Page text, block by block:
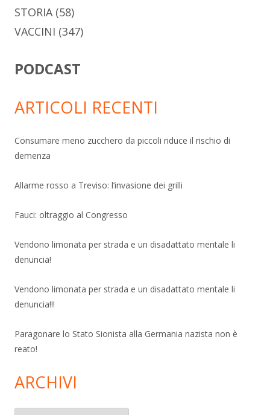
STORIA (58)
VACCINI (347)
PODCAST
ARTICOLI RECENTI
Consumare meno zucchero da piccoli riduce il rischio di
demenza
Allarme rosso a Treviso: l’invasione dei grilli
Fauci: oltraggio al Congresso
Vendono limonata per strada e un disadattato mentale li
denuncia!
Vendono limonata per strada e un disadattato mentale li
denuncia!!!
Paragonare lo Stato Sionista alla Germania nazista non è
reato!
ARCHIVI